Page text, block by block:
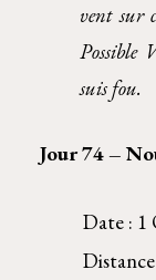
vent sur
Possible
suis fou.
Jour 74 –
Date : 1